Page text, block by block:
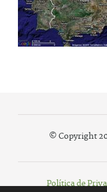
© Copyright
Política de